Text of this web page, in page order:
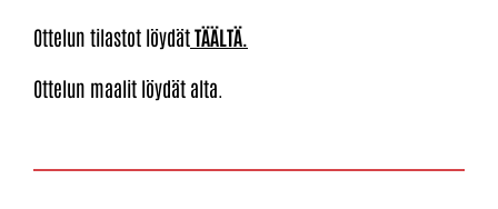
Ottelun tilastot löydätTÄÄLTÄ.
Ottelun maalit löydät alta.